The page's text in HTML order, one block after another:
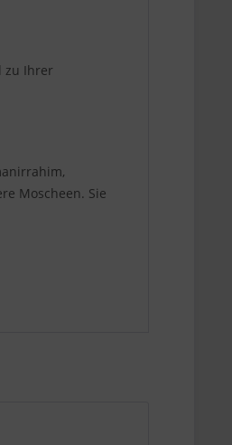
zu Ihrer
Moscheen. Sie